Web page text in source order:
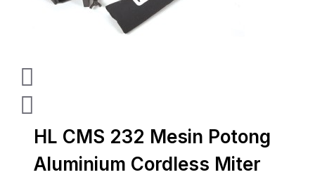
HL CMS 232 Mesin Potong
Aluminium Cordless Miter